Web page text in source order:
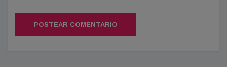
POSTEAR COMENTARIO